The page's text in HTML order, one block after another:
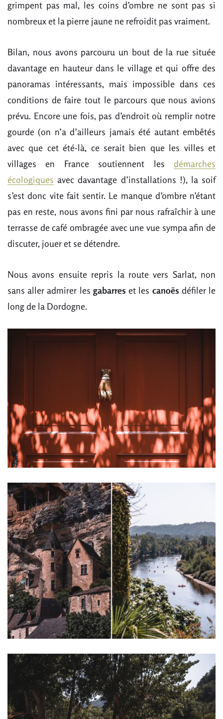
grimpent pas mal, les coins d’ombre ne sont pas si
nombreux et la pierre jaune ne refroidit pas vraiment.
Bilan, nous avons parcouru un bout de la rue située
davantage en hauteur dans le village et qui offre des
panoramas intéressants, mais impossible dans ces
conditions de faire tout le parcours que nous avions
prévu. Encore une fois, pas d’endroit où remplir notre
gourde (on n’a d’ailleurs jamais été autant embêtés
avec que cet été-là, ce serait bien que les villes et
villages en France soutiennent les démarches
écologiques avec davantage d’installations !), la soif
s’est donc vite fait sentir. Le manque d’ombre n’étant
pas en reste, nous avons fini par nous rafraîchir à une
terrasse de café ombragée avec une vue sympa afin de
discuter, jouer et se détendre.
Nous avons ensuite repris la route vers Sarlat, non
sans aller admirer les gabarres et les canoës défiler le
long de la Dordogne.